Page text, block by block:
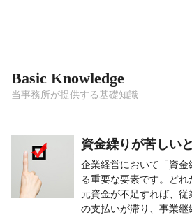
Basic Knowledge
当事務所が提供する基礎知識
資金繰りが苦しい
企業経営において「資金
る重要な要素です。ど
元資金が不足すれば、
の支払いが滞り、事業